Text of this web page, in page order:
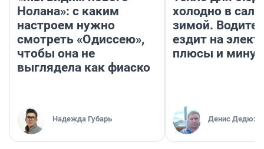
Нолана»: с каким
настроем нужно
смотреть «Одиссею»,
чтобы она не
выглядела как фиаско
Надежда Губарь
холодно в
зимой.
ездит на
плюсы и
Денис